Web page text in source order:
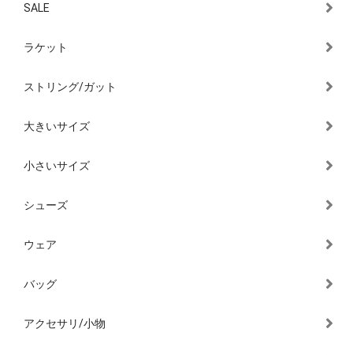
SALE
ラケット
ストリング/ガット
大きいサイズ
小さいサイズ
シューズ
ウェア
バッグ
アクセサリ/小物